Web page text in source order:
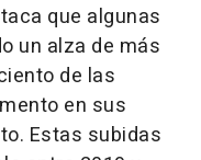
que algunas
un alza de más
de las
en sus
Estas subidas